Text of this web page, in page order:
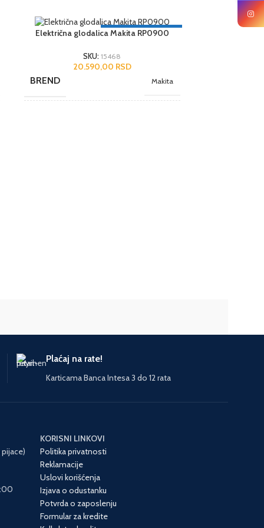
3 GODINE GARANCIJA
Električna glodalica Makita RP0900
SKU:15468
20.590,00 RSD
BREND Makita
UVOZNIK
Plaćaj na rate!
Karticama Banca Intesa 3 do 12 rata
KORISNI LINKOVI
Politika privatnosti
Reklamacije
Uslovi korišćenja
Izjava o odustanku
Potvrda o zaposlenju
Formular za kredite